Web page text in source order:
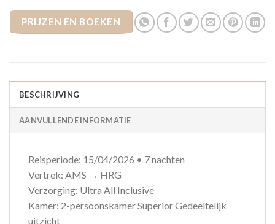
PRIJZEN EN BOEKEN
BESCHRIJVING
AANVULLENDE INFORMATIE
Reisperiode: 15/04/2026 • 7 nachten
Vertrek: AMS → HRG
Verzorging: Ultra All Inclusive
Kamer: 2-persoonskamer Superior Gedeeltelijk
uitzicht